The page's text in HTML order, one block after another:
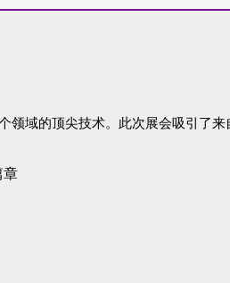
域的顶尖技术。此次展会吸引了